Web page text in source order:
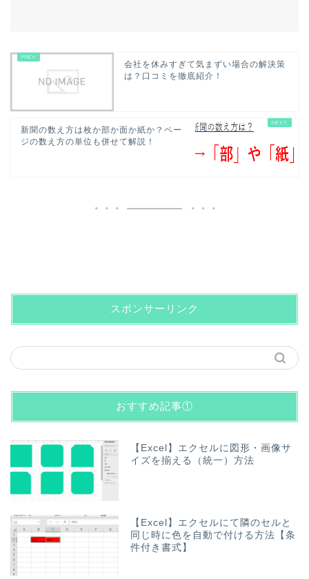
会社を休みすぎて気まずい場合の解決策
は？口コミを徹底紹介！
新聞の数え方は枚か部か面か紙か？ペー
ジの数え方の単位も併せて解説！
スポンサーリンク
おすすめ記事①
【Excel】エクセルに図形・画像サ
イズを揃える（統一）方法
【Excel】エクセルにて隣のセルと
同じ時に色を自動で付ける方法【条
件付き書式】